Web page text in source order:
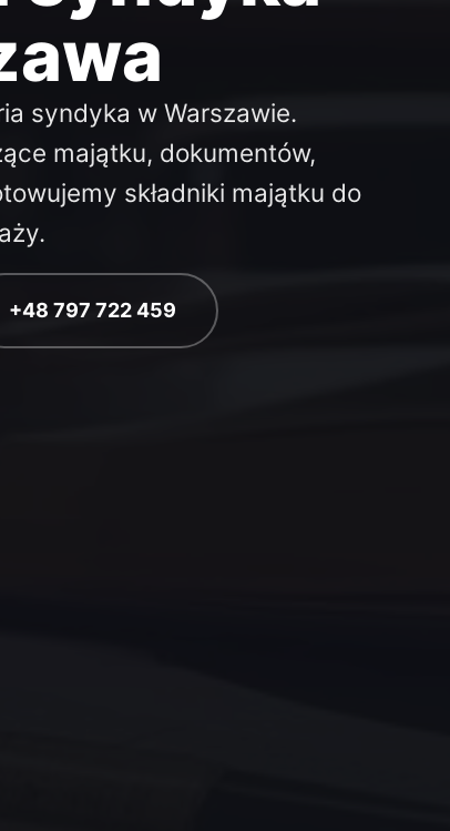
syndyka w Warszawie.
majątku, dokumentów,
składniki majątku do
+48 797 722 459